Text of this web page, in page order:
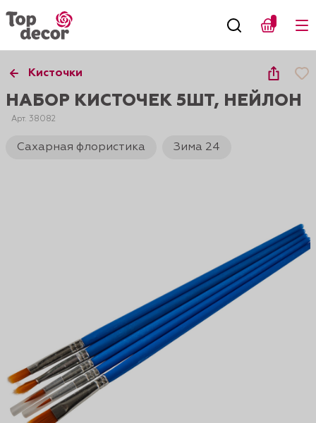
Кисточки
НАБОР КИСТОЧЕК 5ШТ, НЕЙЛОН
Арт. 38082
Сахарная флористика Зима 24